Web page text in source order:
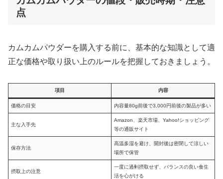
点
カムカムパウダーを購入する前に、基本的な知識として適
正な価格や取り扱い上のルールを把握しておきましょう。
項目 内容
価格の目安 内容量80g前後で3,000円前後の製品が多い
主な入手先
Amazon、楽天市場、Yahoo!ショッピング
等の通販サイト
保存方法
高温多湿を避け、開封後は密閉して涼しい
場所で保管
摂取上の注意
一度に過剰摂取せず、バランスの良い食生
活を心がける